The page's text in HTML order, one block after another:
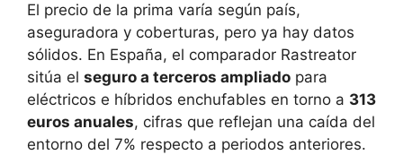
El precio de la prima varía según país,
aseguradora y coberturas, pero ya hay datos
sólidos. En España, el comparador Rastreator
sitúa el seguro a terceros ampliado para
eléctricos e híbridos enchufables en torno a 313
euros anuales, cifras que reflejan una caída del
entorno del 7% respecto a periodos anteriores.